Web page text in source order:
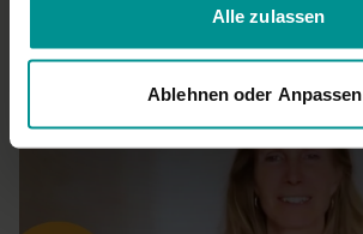
Alle zulassen
Ablehnen oder Anpassen